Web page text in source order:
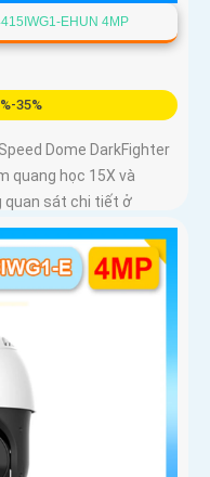
EHUN 4MP
35%
Dome DarkFighter
quang học 15X và
quan sát chi tiết ở
người và phương
mặt